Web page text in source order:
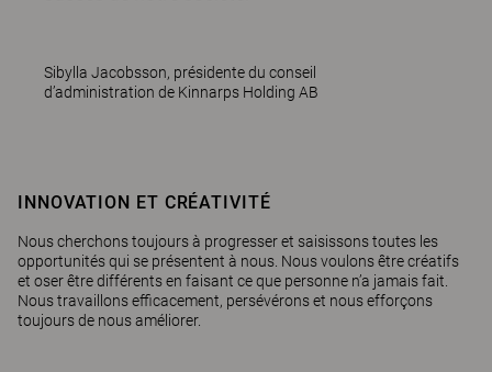
Sibylla Jacobsson, présidente du conseil
d’administration de Kinnarps Holding AB
INNOVATION ET CRÉATIVITÉ
Nous cherchons toujours à progresser et saisissons toutes les
opportunités qui se présentent à nous. Nous voulons être créatifs
et oser être différents en faisant ce que personne n’a jamais fait.
Nous travaillons efficacement, persévérons et nous efforçons
toujours de nous améliorer.